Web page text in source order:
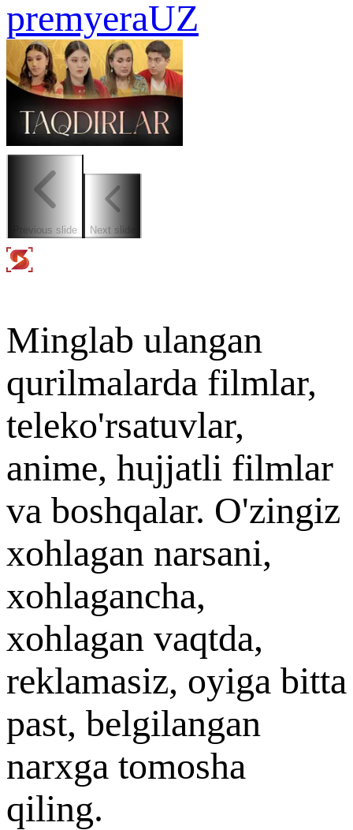
premyeraUZ
Previous slide Next slide
Minglab ulangan
qurilmalarda filmlar,
teleko'rsatuvlar,
anime, hujjatli filmlar
va boshqalar. O'zingiz
xohlagan narsani,
xohlagancha,
xohlagan vaqtda,
reklamasiz, oyiga bitta
past, belgilangan
narxga tomosha
qiling.